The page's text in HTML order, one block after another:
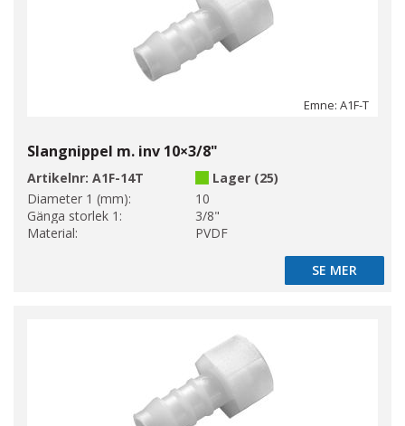
Emne: A1F-T
Slangnippel m. inv 10×3/8"
Artikelnr: A1F-14T
Lager (25)
Diameter 1 (mm):
10
Gänga storlek 1:
3/8"
Material:
PVDF
SE MER
SE MER